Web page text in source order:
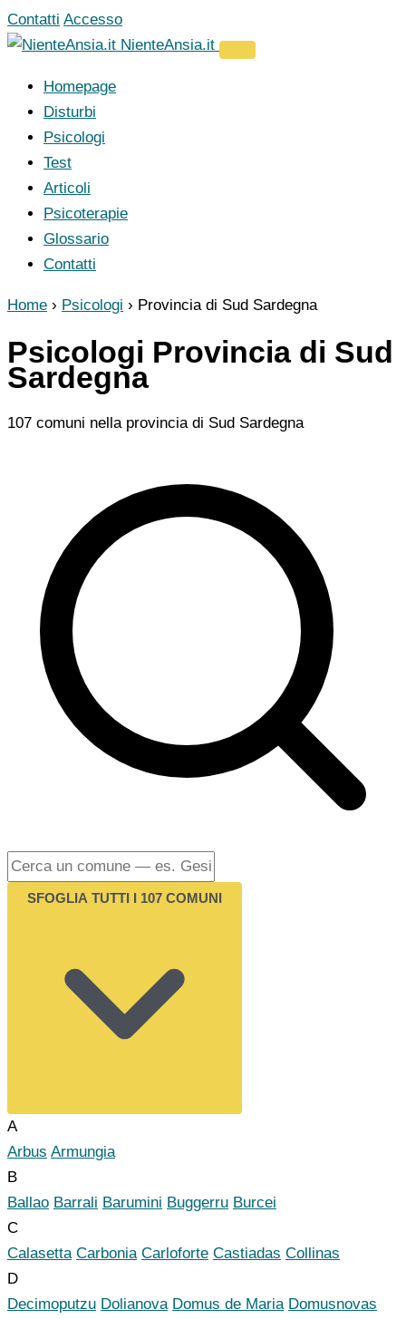
Vai
al
Contatti Accesso
NienteAnsia.it
Homepage
Disturbi
Psicologi
Test
Articoli
Psicoterapie
Glossario
Contatti
Home › Psicologi › Provincia di Sud Sardegna
Psicologi Provincia di Sud
Sardegna
107 comuni nella provincia di Sud Sardegna
SFOGLIA TUTTI I 107 COMUNI
A
Arbus Armungia
B
Ballao Barrali Barumini Buggerru Burcei
C
Calasetta Carbonia Carloforte Castiadas Collinas
D
Decimoputzu Dolianova Domus de Maria Domusnovas